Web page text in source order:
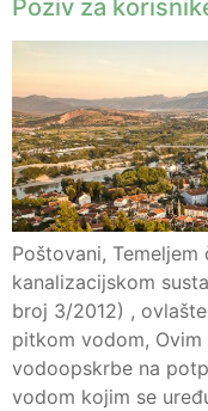
Poziv za
Poštovani,
kanalizacijskom
broj 3/2012) ,
pitkom vodom,
vodoopskrbe na
vodom kojim se